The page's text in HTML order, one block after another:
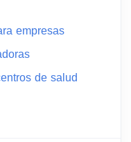
empresas
de salud